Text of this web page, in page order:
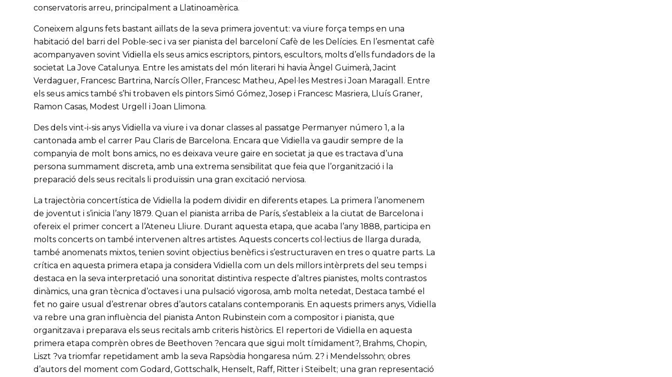
conservatoris arreu, principalment a Llatinoamèrica.
Coneixem alguns fets bastant aïllats de la seva primera joventut: va viure força temps en una
habitació del barri del Poble-sec i va ser pianista del barceloní Cafè de les Delícies. En l’esmentat cafè
acompanyaven sovint Vidiella els seus amics escriptors, pintors, escultors, molts d’ells fundadors de la
societat La Jove Catalunya. Entre les amistats del món literari hi havia Àngel Guimerà, Jacint
Verdaguer, Francesc Bartrina, Narcís Oller, Francesc Matheu, Apel·les Mestres i Joan Maragall. Entre
els seus amics també s’hi trobaven els pintors Simó Gómez, Josep i Francesc Masriera, Lluís Graner,
Ramon Casas, Modest Urgell i Joan Llimona.
Des dels vint-i-sis anys Vidiella va viure i va donar classes al passatge Permanyer número 1, a la
cantonada amb el carrer Pau Claris de Barcelona. Encara que Vidiella va gaudir sempre de la
companyia de molt bons amics, no es deixava veure gaire en societat ja que es tractava d’una
persona summament discreta, amb una extrema sensibilitat que feia que l’organització i la
preparació dels seus recitals li produïssin una gran excitació nerviosa.
La trajectòria concertística de Vidiella la podem dividir en diferents etapes. La primera l’anomenem
de joventut i s’inicia l’any 1879. Quan el pianista arriba de París, s’estableix a la ciutat de Barcelona i
ofereix el primer concert a l’Ateneu Lliure. Durant aquesta etapa, que acaba l’any 1888, participa en
molts concerts on també intervenen altres artistes. Aquests concerts col·lectius de llarga durada,
també anomenats mixtos, tenien sovint objectius benèfics i s’estructuraven en tres o quatre parts. La
crítica en aquesta primera etapa ja considera Vidiella com un dels millors intèrprets del seu temps i
destaca en la seva interpretació una sonoritat distintiva respecte d’altres pianistes, molts contrastos
dinàmics, una gran tècnica d’octaves i una pulsació vigorosa, amb molta netedat, Destaca també el
fet no gaire usual d’estrenar obres d’autors catalans contemporanis. En aquests primers anys, Vidiella
va rebre una gran influència del pianista Anton Rubinstein com a compositor i pianista, que
organitzava i preparava els seus recitals amb criteris històrics. El repertori de Vidiella en aquesta
primera etapa comprèn obres de Beethoven ?encara que sigui molt tímidament?, Brahms, Chopin,
Liszt ?va triomfar repetidament amb la seva Rapsòdia hongaresa núm. 2? i Mendelssohn; obres
d’autors del moment com Godard, Gottschalk, Henselt, Raff, Ritter i Steibelt; una gran representació